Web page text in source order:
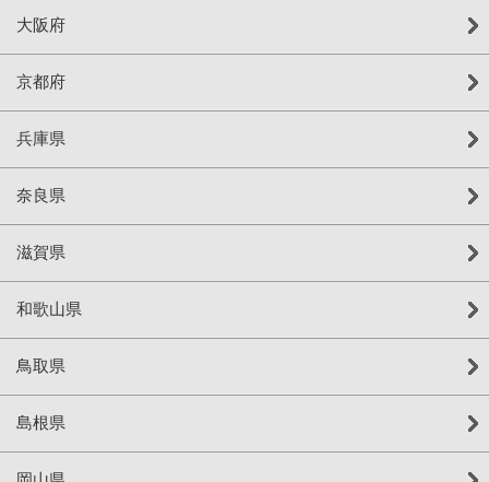
大阪府
京都府
兵庫県
奈良県
滋賀県
和歌山県
鳥取県
島根県